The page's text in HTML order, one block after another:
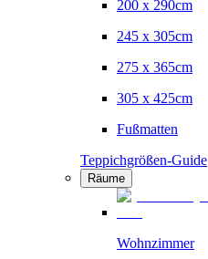
200 x 290cm
245 x 305cm
275 x 365cm
305 x 425cm
Fußmatten
Teppichgrößen-Guide
Räume
Wohnzimmer